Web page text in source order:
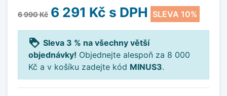
6 990 Kč 6 291 Kč s DPH SLEVA 10%
loyalty Sleva 3 % na všechny větší
objednávky! Objednejte alespoň za 8 000
Kč a v košíku zadejte kód MINUS3.